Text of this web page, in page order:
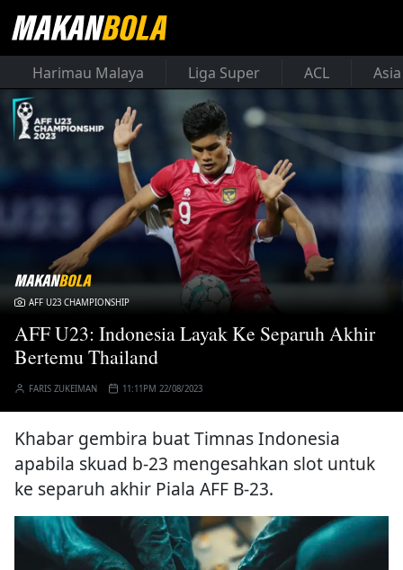
Harimau Malaya Liga Super ACL
AFF U23 CHAMPIONSHIP
AFF U23: Indonesia Layak Ke Separuh Akhir
Bertemu Thailand
FARIS ZUKEIMAN 11:11PM 22/08/2023
Khabar gembira buat Timnas Indonesia
apabila skuad b-23 mengesahkan slot untuk
ke separuh akhir Piala AFF B-23.